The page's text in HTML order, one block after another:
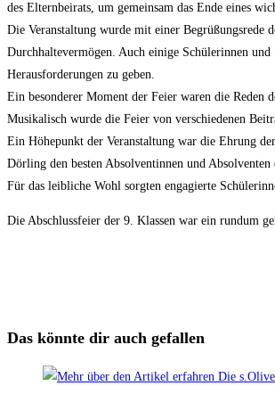
des Elternbeirats, um gemeinsam das Ende eines
Die Veranstaltung wurde mit einer
Durchhaltevermögen. Auch einige Schülerinnen
Herausforderungen zu geben.
Ein besonderer Moment der Feier waren die Reden
Musikalisch wurde die Feier von verschiedenen
Ein Höhepunkt der Veranstaltung war die Ehrung
Dörling den besten Absolventinnen und
Für das leibliche Wohl sorgten engagierte
Die Abschlussfeier der 9. Klassen war ein rundum
Das könnte dir auch gefallen